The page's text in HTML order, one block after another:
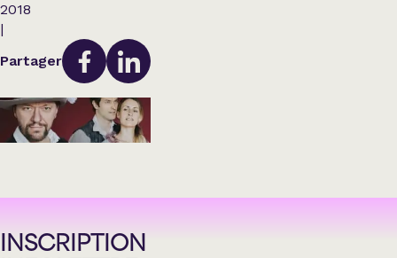
2018
|
Partager
INSCRIPTION